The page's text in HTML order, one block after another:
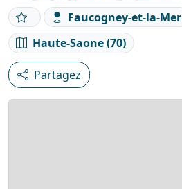
Faucogney-et-la-Mer
Haute-Saone (70)
Partagez